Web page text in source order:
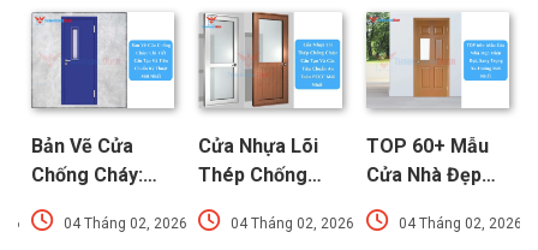
Bản Vẽ Cửa
Chống Cháy:
Chi Tiết Cấu
Tạo Và Tiêu
04 Tháng 02, 2026
Cửa Nhựa Lõi
Thép Chống
Cháy: Cấu Tạo
Và Các Tiêu
04 Tháng 02, 2026
TOP 60+ Mẫu
Cửa Nhà Đẹp
Hiện Đại, Sang
Trọng Xu
04 Tháng 02, 2026